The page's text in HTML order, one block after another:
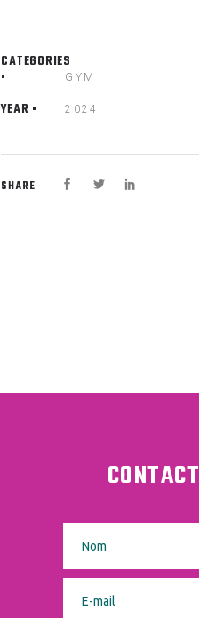
CATEGORIES
GYM
YEAR 2024
SHARE
CONTACT